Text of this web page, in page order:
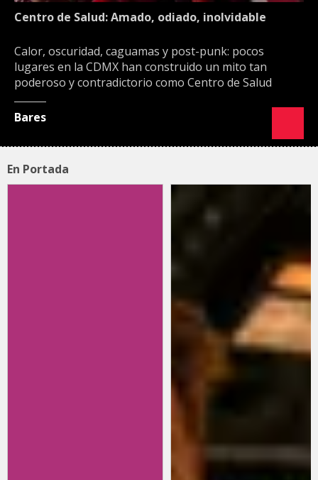
Centro de Salud: Amado, odiado, inolvidable
Calor, oscuridad, caguamas y post-punk: pocos
lugares en la CDMX han construido un mito tan
poderoso y contradictorio como Centro de Salud
Bares
En Portada